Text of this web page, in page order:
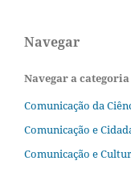
Navegar
Navegar a categoria
Comunicação da
Comunicação e
Comunicação e